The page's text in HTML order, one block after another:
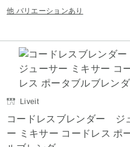
他 バリエーションあり
Liveit
コードレスブレンダー ジ
ー ミキサー コードレス ポ